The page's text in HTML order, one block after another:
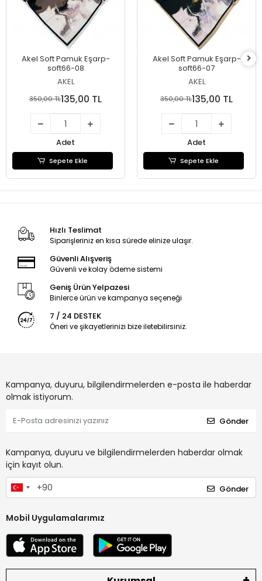
Akel Soft Pamuk Eşarp-
soft66-08
AKEL
350,00 TL135,00 TL
Adet
Sepete Ekle
Akel Soft Pamuk Eşarp-
soft66-07
AKEL
350,00 TL135,00 TL
Adet
Sepete Ekle
Hızlı Teslimat
Siparişleriniz en kısa sürede elinize ulaşır.
Güvenli Alışveriş
Güvenli ve kolay ödeme sistemi
Geniş Ürün Yelpazesi
Binlerce ürün ve kampanya seçeneği
7 / 24 DESTEK
Öneri ve şikayetlerinizi bize iletebilirsiniz.
Kampanya, duyuru, bilgilendirmelerden e-posta ile haberdar
olmak istiyorum.
Gönder
Kampanya, duyuru ve bilgilendirmelerden haberdar olmak
için kayıt olun.
Gönder
Mobil Uygulamalarımız